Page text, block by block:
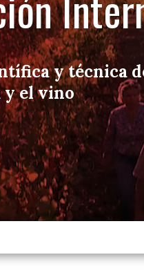
y técnica
y el vino